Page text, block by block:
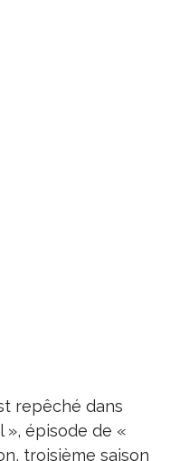
repêché dans
», épisode de «
troisième saison